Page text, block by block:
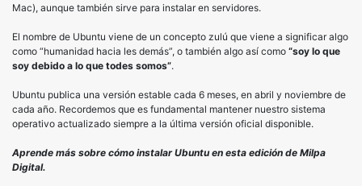
Mac), aunque también sirve para instalar en servidores.
El nombre de Ubuntu viene de un concepto zulú que viene a significar algo
como “humanidad hacia les demás”, o también algo así como “soy lo que
soy debido a lo que todes somos”.
Ubuntu publica una versión estable cada 6 meses, en abril y noviembre de
cada año. Recordemos que es fundamental mantener nuestro sistema
operativo actualizado siempre a la última versión oficial disponible.
Aprende más sobre cómo instalar Ubuntu en esta edición de Milpa
Digital.